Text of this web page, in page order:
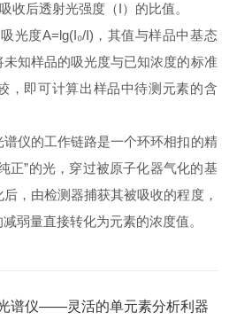
收后透射光强度（I）的比值。
度A=lg(I₀/I)，其值与样品中基态
知样品的吸光度与已知浓度的标准
，即可计算出样品中待测元素的含
仪的工作链路是一个环环相扣的精
正”的光，穿过被原子化器气化的基
，由检测器捕获其被吸收的程度，
弱量直接转化为元素的浓度值。
谱仪——灵活的单元素分析利器